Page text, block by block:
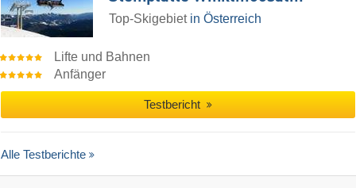
Top-Skigebiet in Österreich
Lifte und Bahnen
Anfänger
Testbericht
Alle Testberichte